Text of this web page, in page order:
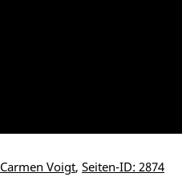
Carmen Voigt, Seiten-ID: 2874